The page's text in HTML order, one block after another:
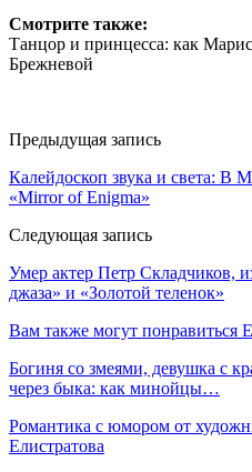
Смотрите также:
Танцор и принцесса: как
Брежневой
Предыдущая запись
Калейдоскоп звука и света: В
«Mirror of Enigma»
Следующая запись
Умер актер Петр Складчиков,
джаза» и «Золотой теленок»
Вам также могут понравиться
Богиня со змеями, девушка с
через быка: как минойцы…
Романтика с юмором от
Елистратова